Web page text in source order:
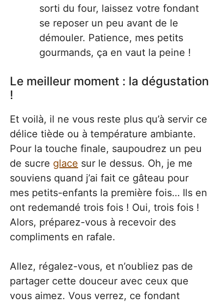
sorti du four, laissez votre fondant
se reposer un peu avant de le
démouler. Patience, mes petits
gourmands, ça en vaut la peine !
Le meilleur moment : la dégustation
!
Et voilà, il ne vous reste plus qu’à servir ce
délice tiède ou à température ambiante.
Pour la touche finale, saupoudrez un peu
de sucre glace sur le dessus. Oh, je me
souviens quand j’ai fait ce gâteau pour
mes petits-enfants la première fois… Ils en
ont redemandé trois fois ! Oui, trois fois !
Alors, préparez-vous à recevoir des
compliments en rafale.
Allez, régalez-vous, et n’oubliez pas de
partager cette douceur avec ceux que
vous aimez. Vous verrez, ce fondant